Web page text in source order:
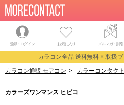
登録・ログイン お気に入り メルマガ・割引
カラコン全品 送料無料 × 取扱
カラコン通販 モアコン > カラーコンタクト
カラーズワンマンス ヒビコ